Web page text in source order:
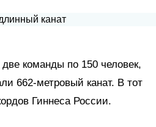
две команды по 150 человек,
662-метровый канат. В тот
Гиннеса России.